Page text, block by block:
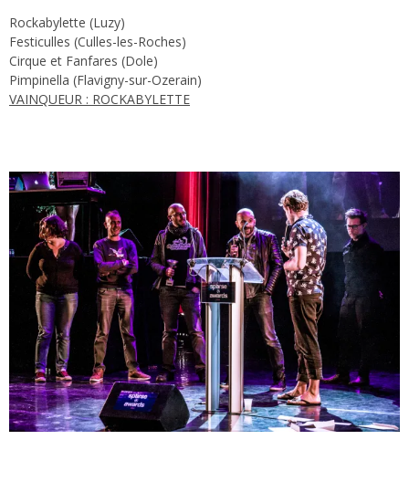
Rockabylette (Luzy)
Festiculles (Culles-les-Roches)
Cirque et Fanfares (Dole)
Pimpinella (Flavigny-sur-Ozerain)
VAINQUEUR : ROCKABYLETTE